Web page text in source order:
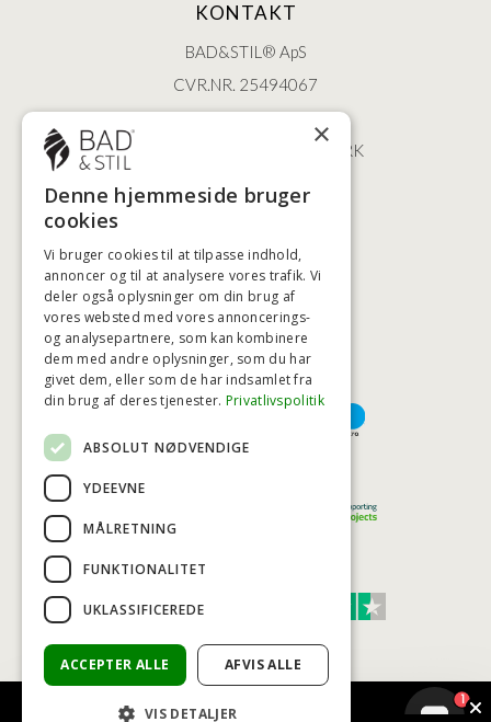
KONTAKT
BAD&STIL® ApS
CVR.NR. 25494067
ØSTERBROGADE 202
2100 KØBENHAVN • DANMARK
+45 3920 5084
HØJESTE KREDITVÆRDIGHED
BETALINGSMULIGHEDER
TRUST SCORE 4,7
×
Denne hjemmeside bruger
cookies
Vi bruger cookies til at tilpasse indhold,
annoncer og til at analysere vores trafik. Vi
deler også oplysninger om din brug af
vores websted med vores annoncerings-
og analysepartnere, som kan kombinere
dem med andre oplysninger, som du har
givet dem, eller som de har indsamlet fra
din brug af deres tjenester. Privatlivspolitik
ABSOLUT NØDVENDIGE
YDEEVNE
MÅLRETNING
FUNKTIONALITET
UKLASSIFICEREDE
ACCEPTER ALLE AFVIS ALLE
VIS DETALJER
1